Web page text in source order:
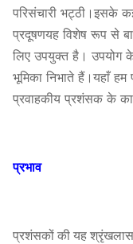
परिसंचारी भट्ठी।इसके
प्रदूषणयह विशेष रूप से
लिए उपयुक्त है। उपयोग
भूमिका निभाते हैं।यहाँ
प्रवाहकीय प्रशंसक के
प्रभाव
प्रशंसकों की यह श्रृंखला